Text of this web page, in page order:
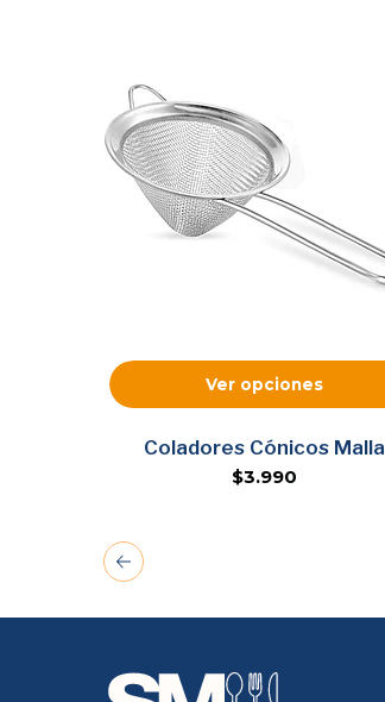
Ver opciones
Coladores Cónicos Malla
$3.990